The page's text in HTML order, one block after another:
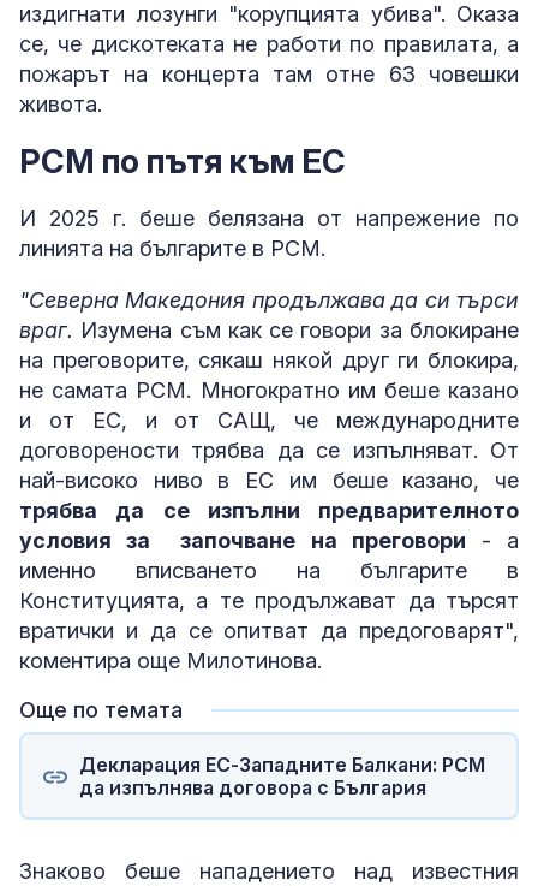
издигнати лозунги "корупцията убива". Оказа
се, че дискотеката не работи по правилата, а
пожарът на концерта там отне 63 човешки
живота.
РСМ по пътя към ЕС
И 2025 г. беше белязана от напрежение по
линията на българите в РСМ.
"Северна Македония продължава да си търси
враг. Изумена съм как се говори за блокиране
на преговорите, сякаш някой друг ги блокира,
не самата РСМ. Многократно им беше казано
и от ЕС, и от САЩ, че международните
договорености трябва да се изпълняват. От
най-високо ниво в ЕС им беше казано, че
трябва да се изпълни предварителното
условия за започване на преговори - а
именно вписването на българите в
Конституцията, а те продължават да търсят
вратички и да се опитват да предоговарят",
коментира още Милотинова.
Още по темата
Декларация ЕС-Западните Балкани: РСМ
да изпълнява договора с България
Знаково беше нападението над известния